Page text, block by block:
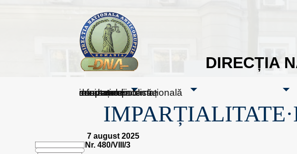
DIRECȚIA
sesizați-ne
despre noi
rezultatele noastre
mass media
informare publică
cooperare internațională
7 august 2025
Nr. 480/VIII/3